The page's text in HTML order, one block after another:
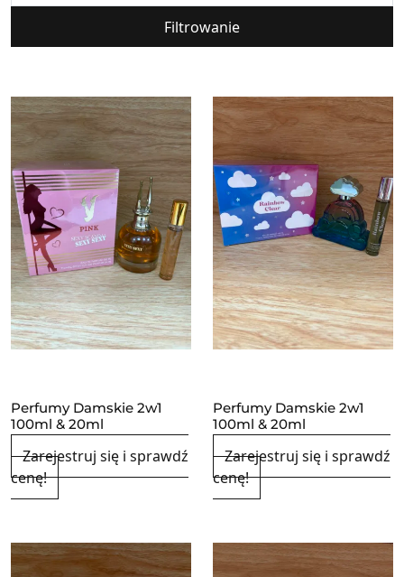
Filtrowanie
Perfumy Damskie 2w1
100ml & 20ml
Zarejestruj się i sprawdź
cenę!
Perfumy Damskie 2w1
100ml & 20ml
Zarejestruj się i sprawdź
cenę!